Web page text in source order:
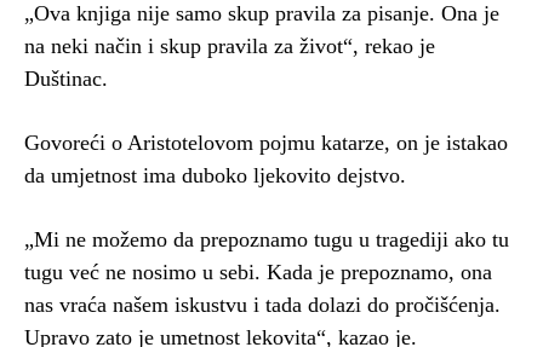
„Ova knjiga nije samo skup pravila za pisanje. Ona je
na neki način i skup pravila za život“, rekao je
Duštinac.
Govoreći o Aristotelovom pojmu katarze, on je istakao
da umjetnost ima duboko ljekovito dejstvo.
„Mi ne možemo da prepoznamo tugu u tragediji ako tu
tugu već ne nosimo u sebi. Kada je prepoznamo, ona
nas vraća našem iskustvu i tada dolazi do pročišćenja.
Upravo zato je umetnost lekovita“, kazao je.